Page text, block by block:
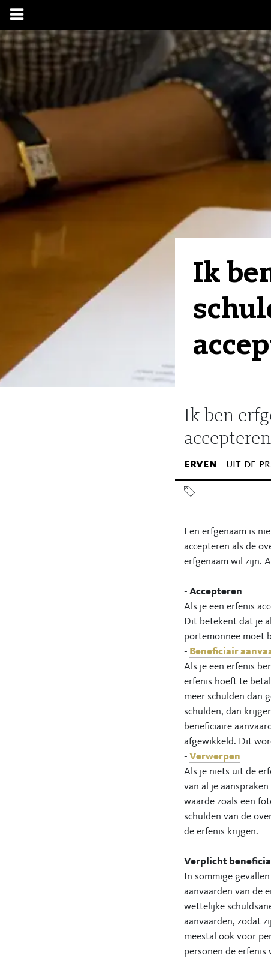
Ik
Ik ben
erven uit de
Een erfgenaam is
accepteren als de
erfgenaam wil zijn.
- Accepteren
Als je een erfenis
Dit betekent dat je
portemonnee moet
- Beneficiair
Als je een erfenis
erfenis hoeft te
meer schulden dan
schulden, dan
beneficiaire
afgewikkeld. Dit
- Verwerpen
Als je niets uit de
van al je
waarde zoals een
schulden van de
de erfenis krijgen.
Verplicht
In sommige
aanvaarden van de
wettelijke
aanvaarden, zodat
meestal ook voor
personen de